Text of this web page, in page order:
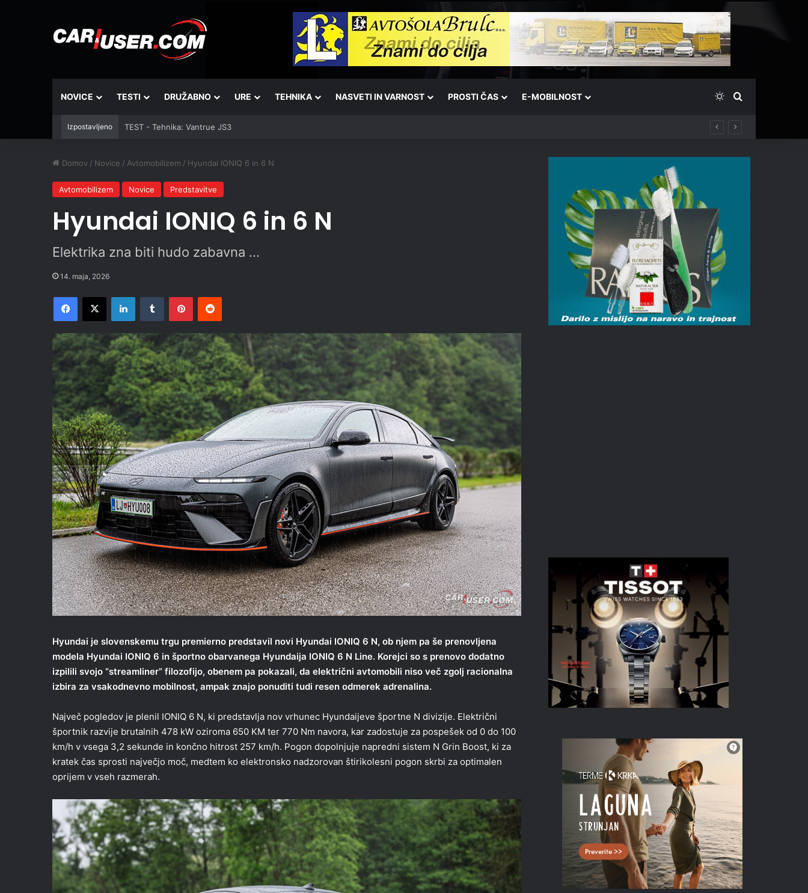
NOVICE TESTI DRUŽABNO URE TEHNIKA NASVETI IN VARNOST PROSTI ČAS E-MOBILNOST Switch skin
Išči
Izpostavljeno TEST - Skiroji: Xiaomi Electric Scooter 6 Ultra
Domov / Novice / Avtomobilizem / Hyundai IONIQ 6 in 6 N
Avtomobilizem Novice Predstavitve
Hyundai IONIQ 6 in 6 N
Elektrika zna biti hudo zabavna ...
14. maja, 2026
Facebook
X LinkedInTumblr PinterestReddit
Hyundai je slovenskemu trgu premierno predstavil novi Hyundai IONIQ 6 N, ob njem pa še prenovljena
modela Hyundai IONIQ 6 in športno obarvanega Hyundaija IONIQ 6 N Line. Korejci so s prenovo dodatno
izpilili svojo “streamliner” filozofijo, obenem pa pokazali, da električni avtomobili niso več zgolj racionalna
izbira za vsakodnevno mobilnost, ampak znajo ponuditi tudi resen odmerek adrenalina.
Največ pogledov je plenil IONIQ 6 N, ki predstavlja nov vrhunec Hyundaijeve športne N divizije. Električni
športnik razvije brutalnih 478 kW oziroma 650 KM ter 770 Nm navora, kar zadostuje za pospešek od 0 do 100
km/h v vsega 3,2 sekunde in končno hitrost 257 km/h. Pogon dopolnjuje napredni sistem N Grin Boost, ki za
kratek čas sprosti največjo moč, medtem ko elektronsko nadzorovan štirikolesni pogon skrbi za optimalen
oprijem v vseh razmerah.